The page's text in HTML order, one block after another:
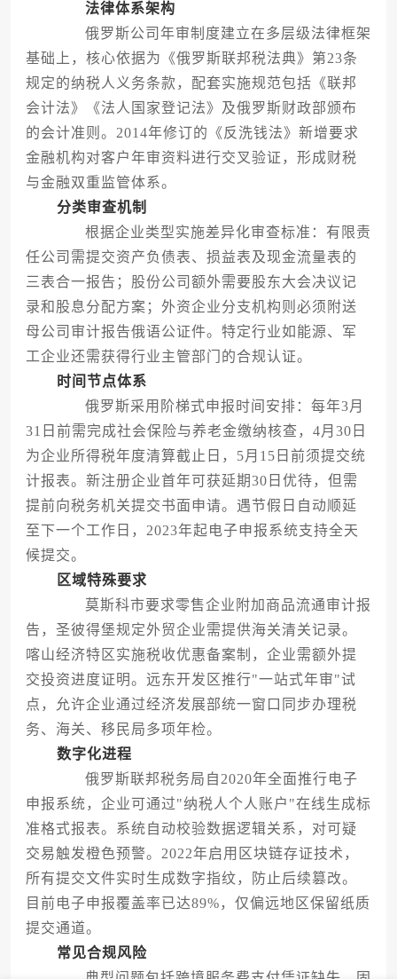
法律体系架构
俄罗斯公司年审制度建立在多层级法律框架
基础上，核心依据为《俄罗斯联邦税法典》第23条
规定的纳税人义务条款，配套实施规范包括《联邦
会计法》《法人国家登记法》及俄罗斯财政部颁布
的会计准则。2014年修订的《反洗钱法》新增要求
金融机构对客户年审资料进行交叉验证，形成财税
与金融双重监管体系。
分类审查机制
根据企业类型实施差异化审查标准：有限责
任公司需提交资产负债表、损益表及现金流量表的
三表合一报告；股份公司额外需要股东大会决议记
录和股息分配方案；外资企业分支机构则必须附送
母公司审计报告俄语公证件。特定行业如能源、军
工企业还需获得行业主管部门的合规认证。
时间节点体系
俄罗斯采用阶梯式申报时间安排：每年3月
31日前需完成社会保险与养老金缴纳核查，4月30日
为企业所得税年度清算截止日，5月15日前须提交统
计报表。新注册企业首年可获延期30日优待，但需
提前向税务机关提交书面申请。遇节假日自动顺延
至下一个工作日，2023年起电子申报系统支持全天
候提交。
区域特殊要求
莫斯科市要求零售企业附加商品流通审计报
告，圣彼得堡规定外贸企业需提供海关清关记录。
喀山经济特区实施税收优惠备案制，企业需额外提
交投资进度证明。远东开发区推行"一站式年审"试
点，允许企业通过经济发展部统一窗口同步办理税
务、海关、移民局多项年检。
数字化进程
俄罗斯联邦税务局自2020年全面推行电子
申报系统，企业可通过"纳税人个人账户"在线生成标
准格式报表。系统自动校验数据逻辑关系，对可疑
交易触发橙色预警。2022年启用区块链存证技术，
所有提交文件实时生成数字指纹，防止后续篡改。
目前电子申报覆盖率已达89%，仅偏远地区保留纸质
提交通道。
常见合规风险